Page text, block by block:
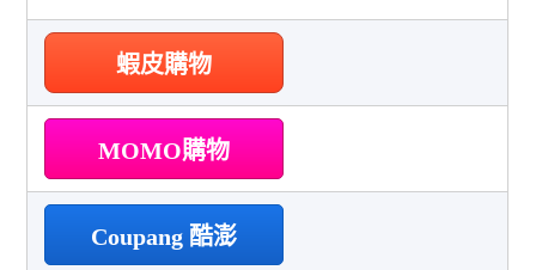
蝦皮購物
MOMO購物
Coupang 酷澎